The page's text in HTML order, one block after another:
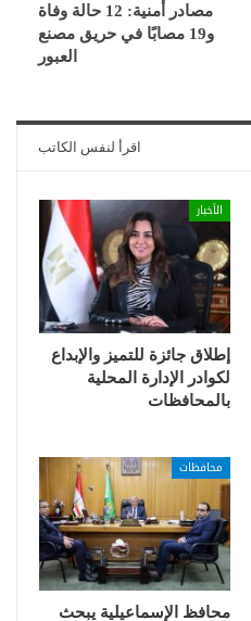
مصادر أمنية: 12 حالة وفاة
و19 مصابًا في حريق مصنع
العبور
اقرأ لنفس الكاتب
الأخبار
إطلاق جائزة للتميز والإبداع
لكوادر الإدارة المحلية
بالمحافظات
محافظات
محافظ الإسماعيلية يبحث